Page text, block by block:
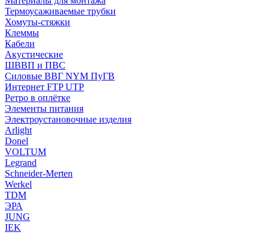
Термоусаживаемые трубки
Хомуты-стяжки
Клеммы
Кабели
Акустические
ШВВП и ПВС
Силовые ВВГ NYM ПуГВ
Интернет FTP UTP
Ретро в оплётке
Элементы питания
Электроустановочные изделия
Arlight
Donel
VOLTUM
Legrand
Schneider-Merten
Werkel
TDM
ЭРА
JUNG
IEK